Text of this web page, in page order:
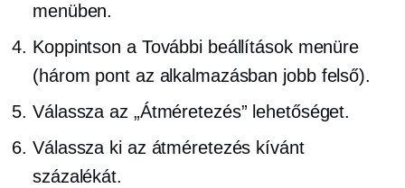
menüben.
Koppintson a További beállítások menüre
(három pont az alkalmazásban jobb felső).
Válassza az „Átméretezés” lehetőséget.
Válassza ki az átméretezés kívánt
százalékát.